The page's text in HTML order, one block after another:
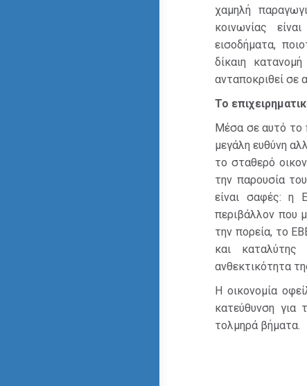
χαμηλή
κοινωνίας
εισοδήματα,
δίκαιη
ανταποκριθεί σε
Το
Μέσα σε αυτό το
μεγάλη ευθύνη
το σταθερό
την παρουσία
είναι σαφές: η
περιβάλλον που
την πορεία, το
και καταλύτης
ανθεκτικότητα
Η οικονομία
κατεύθυνση για
τολμηρά βήματα.